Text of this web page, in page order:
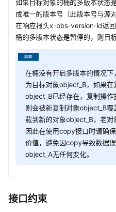
用
户
指
南
权
南
佳
如果目标对象的桶的多版本状态
成唯一的版本号（此版本号与源
在响应报头x-obs-version-id返
桶的多版本状态是暂停的，则目
在桶没有开启多版本的情况
为目标对象object_B，如果在
object_B已经存在，复制操
则会被新复制对象object_B
载到新的对象object_B，老对
因此在使用copy接口时请确
价值，避免因copy导致数据
object_A无任何变化。
接口约束